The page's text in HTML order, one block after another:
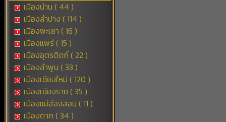
เมืองน่าน ( 44 )
เมืองลำปาง ( 114 )
เมืองพะเยา ( 16 )
เมืองแพร่ ( 15 )
เมืองอุตรดิตถ์ ( 22 )
เมืองลำพูน ( 33 )
เมืองเชียงใหม่ ( 120 )
เมืองเชียงราย ( 35 )
เมืองแม่ฮ่องสอน ( 11 )
เมืองตาก ( 34 )